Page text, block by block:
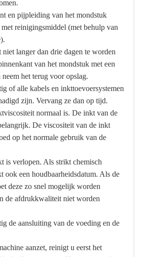
en pijpleiding van het mondstuk
met reinigingsmiddel (met behulp van
langer dan drie dagen te worden
van het mondstuk met een
het terug voor opslag.
of alle kabels en inkttoevoersystemen
zijn. Vervang ze dan op tijd.
normaal is. De inkt van de
De viscositeit van de inkt
op het normale gebruik van de
is verlopen. Als strikt chemisch
ook een houdbaarheidsdatum. Als de
deze zo snel mogelijk worden
de afdrukkwaliteit niet worden
de aansluiting van de voeding en de
aanzet, reinigt u eerst het